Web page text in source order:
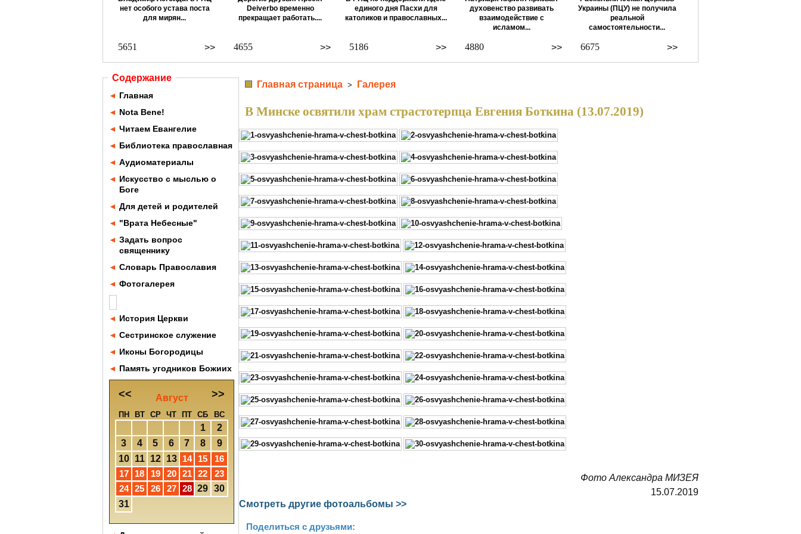
нет особого устава поста
для мирян...
>>
5651
Deiverbo временно
прекращает работать....
>>
4655
единого дня Пасхи для
католиков и православных...
>>
5186
духовенство развивать
взаимодействие с
исламом...
>>
4880
Украины (ПЦУ) не получила
реальной
самостоятельности...
>>
6675
Содержание
◄ Главная
◄ Nota Bene!
◄ Читаем Евангелие
◄ Библиотека православная
◄ Аудиоматериалы
◄ Искусство с мыслью о
Боге
◄ Для детей и родителей
◄ "Врата Небесные"
◄ Задать вопрос
священнику
◄ Словарь Православия
◄ Фотогалерея
◄ История Церкви
◄ Сестринское служение
◄ Иконы Богородицы
◄ Память угодников Божиих
<< >>
Август
ПН ВТ СР ЧТ ПТ СБ ВС
1
2
3
4 5 6 7 8
9
10
11 12 13 14 15
16
17
18 19 20 21 22
23
24
25 26 27 28 29 30
31
Главная страница > Галерея
В Минске освятили храм страстотерпца Евгения Боткина (13.07.2019)
Фото Александра МИЗЕЯ
15.07.2019
Cмотреть другие фотоальбомы >>
Поделиться с друзьями: